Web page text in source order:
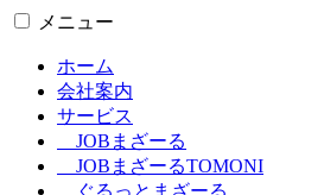
メニュー
ホーム
会社案内
サービス
JOBまざーる
JOBまざーるTOMONI
ぐるっとまざーる